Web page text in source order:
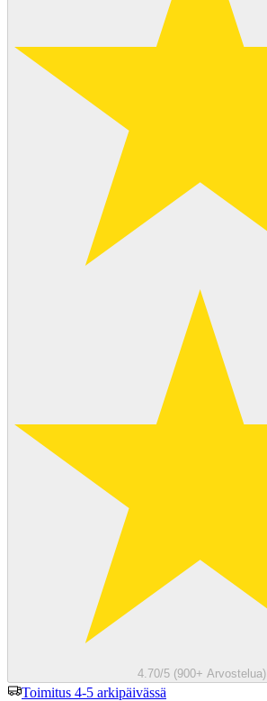
4.70/5 (900+ Arvostelua)
Toimitus 4-5 arkipäivässä